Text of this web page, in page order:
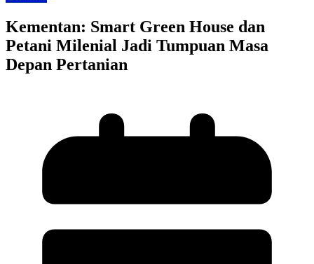
Kementan: Smart Green House dan
Petani Milenial Jadi Tumpuan Masa
Depan Pertanian